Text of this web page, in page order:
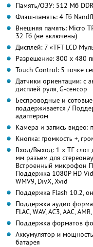
Память/ОЗУ: 512 Мб
Флэш-память: 4 Гб
Внешняя память: Micro
32 Гб (не включены)
Дисплей: 7 «TFT LCD
Разрешение: 800 х 480
Touch Control: 5 точке
Датчики ориентации: с
дисплей руля, G-сенсор
Беспроводные и
поддерживается /
адаптером
Камера и запись видео:
Кнопка: громкость +,
Вход/Выход: 1 х TF слот
мм разъем для
Встроенный микрофон
Поддержка 1080P HD
WMV9, DivX, Xvid
Поддержка Flash 10.2,
Поддержка аудио
FLAC, WAV, AC3, AAC,
Поддержка форматов
Аккумулятор и
батарея